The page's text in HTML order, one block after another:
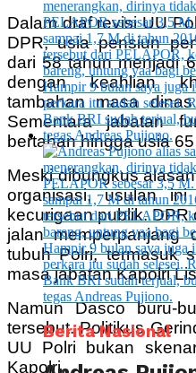
Dalam draf revisi UU
DPR, usia pensiun
dari 58 tahun menjadi
dengan keahlian
tambahan masa
Sementara jabatan
bertahan hingga usia
Meski dibungkus
organisasi, usulan ini
kecurigaan publik.
jalan memperpanjang
tubuh Polri, termasuk
masa jabatan Kapolri
Namun Dasco buru-
tersebut. Politikus
UU Polri bukan
Kapolri.
Berita Nasional